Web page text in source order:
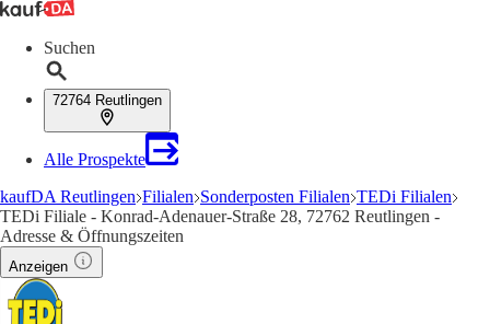
Suchen
72764 Reutlingen
Alle Prospekte
kaufDA Reutlingen Filialen Sonderposten Filialen TEDi Filialen
TEDi Filiale - Konrad-Adenauer-Straße 28, 72762 Reutlingen -
Adresse & Öffnungszeiten
Anzeigen